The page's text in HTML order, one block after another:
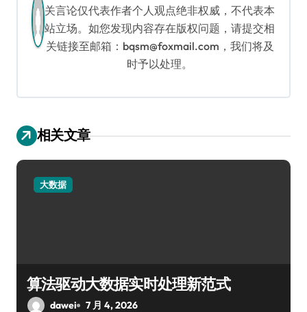
关言论仅代表作者个人观点绝非权威，不代表本
站立场。如您发现内容存在版权问题，请提交相
关链接至邮箱：bqsm@foxmail.com，我们将及
时予以处理。
相关文章
大数据
算法驱动大数据实时处理新范式
dawei 7 月 4, 2026